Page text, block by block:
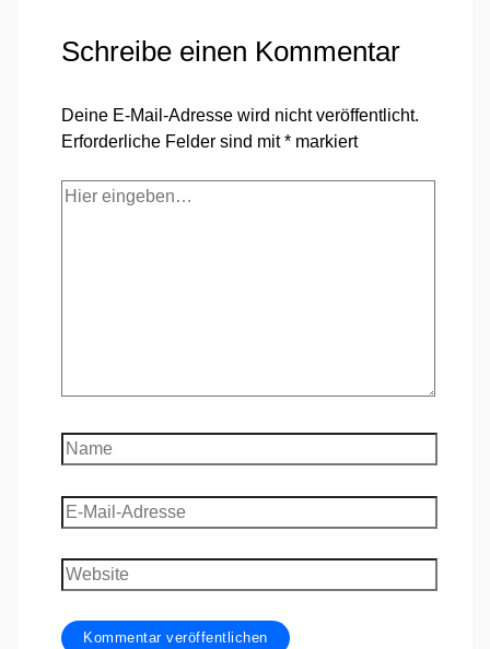
Schreibe einen Kommentar
Deine E-Mail-Adresse wird nicht veröffentlicht.
Erforderliche Felder sind mit* markiert
Hier
Name
E-
Mail-
Adresse
Website